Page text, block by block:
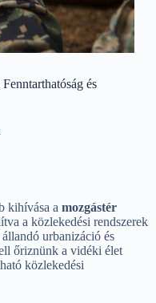
és
kihívása a mozgástér
a közlekedési rendszerek
urbanizáció és
őriznünk a vidéki élet
közlekedési